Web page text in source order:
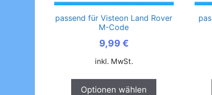
passend für Visteon Land Rover
M-Code
9,99 €
inkl. MwSt.
Optionen wählen